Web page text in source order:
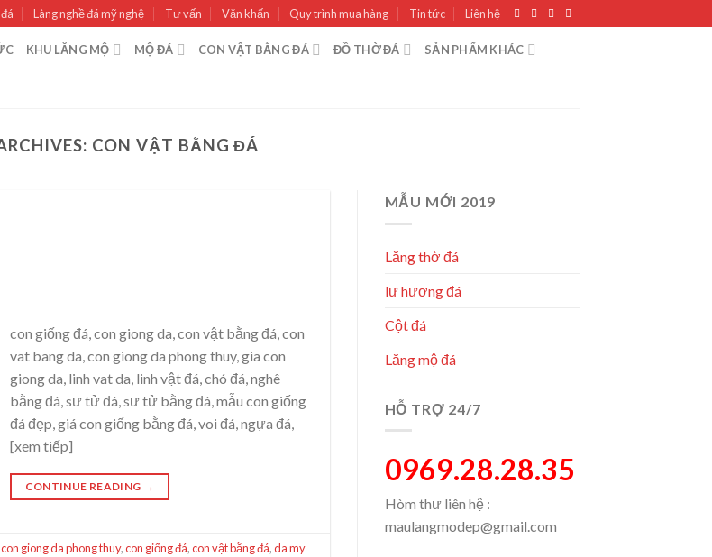
Làng nghề đá mỹ nghệ Tư vấn Văn khấn Quy trình mua hàng Tin tức Liên hệ
KHU LĂNG MỘ MỘ ĐÁ CON VẬT BẰNG ĐÁ ĐỒ THỜ ĐÁ SẢN PHẨM KHÁC
CON VẬT BẰNG ĐÁ
con giống đá, con giong da, con vật bằng đá, con
vat bang da, con giong da phong thuy, gia con
giong da, linh vat da, linh vật đá, chó đá, nghê
bằng đá, sư tử đá, sư tử bằng đá, mẫu con giống
đá đẹp, giá con giống bằng đá, voi đá, ngựa đá,
[xem tiếp]
CONTINUE READING →
con giong da phong thuy,con giống đá,con vật bằng đá,da my
MẪU MỚI 2019
Lăng thờ đá
lư hương đá
Cột đá
Lăng mộ đá
HỖ TRỢ 24/7
0969.28.28.35
Hòm thư liên hệ :
maulangmodep@gmail.com